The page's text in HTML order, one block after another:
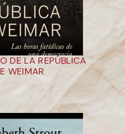
DE LA REPÚBLICA
WEIMAR